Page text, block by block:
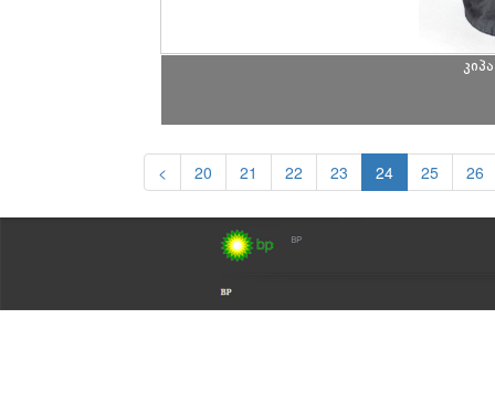
< 20 21 22 23 24 25 26